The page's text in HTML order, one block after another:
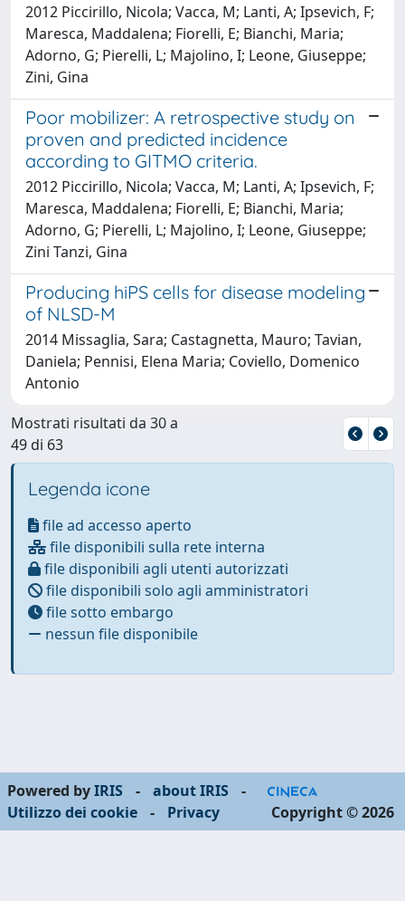
2012 Piccirillo, Nicola; Vacca, M; Lanti, A; Ipsevich, F;
Maresca, Maddalena; Fiorelli, E; Bianchi, Maria;
Adorno, G; Pierelli, L; Majolino, I; Leone, Giuseppe;
Zini, Gina
Poor mobilizer: A retrospective study on
proven and predicted incidence
according to GITMO criteria.
2012 Piccirillo, Nicola; Vacca, M; Lanti, A; Ipsevich, F;
Maresca, Maddalena; Fiorelli, E; Bianchi, Maria;
Adorno, G; Pierelli, L; Majolino, I; Leone, Giuseppe;
Zini Tanzi, Gina
Producing hiPS cells for disease modeling
of NLSD-M
2014 Missaglia, Sara; Castagnetta, Mauro; Tavian,
Daniela; Pennisi, Elena Maria; Coviello, Domenico
Antonio
Mostrati risultati da 30 a
49 di 63
Legenda icone
file ad accesso aperto
file disponibili sulla rete interna
file disponibili agli utenti autorizzati
file disponibili solo agli amministratori
file sotto embargo
nessun file disponibile
Powered byIRIS - about IRIS
-
Utilizzo dei cookie
- Privacy Copyright © 2026